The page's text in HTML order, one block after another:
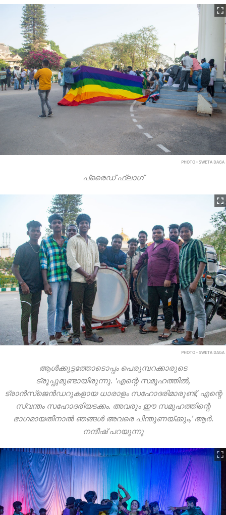
PHOTO • SWETA DAGA
പ്രൈഡ് ഫ്ലാഗ്
PHOTO • SWETA DAGA
ആൾക്കൂട്ടത്തോടൊപ്പം പെരുമ്പറക്കാരുടെ
ട്രൂപ്പുമുണ്ടായിരുന്നു. 'എന്റെ സമൂഹത്തിൽ,
ട്രാൻസ്ജെൻഡറുകളായ ധാരാളം സഹോദരിമാരുണ്ട്, എന്റെ
സ്വന്തം സഹോദരിയടക്കം. അവരും ഈ സമൂഹത്തിന്റെ
ഭാഗമായതിനാൽ ഞങ്ങൾ അവരെ പിന്തുണയ്ക്കും,’ ആർ.
നന്ദീഷ് പറയുന്നു